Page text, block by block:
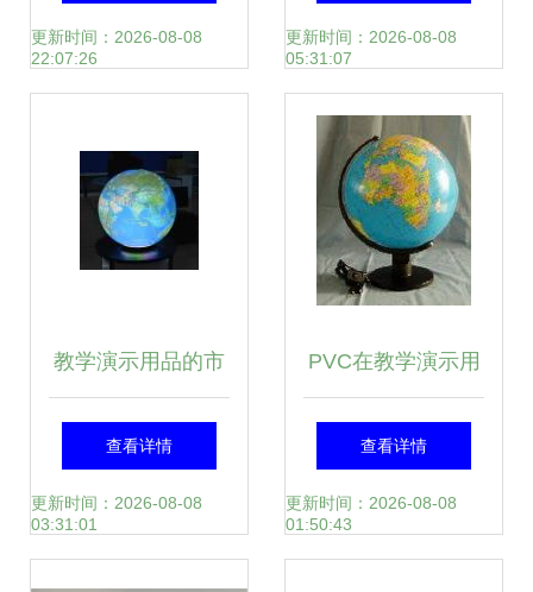
棍模型与VSEPR模
更新时间：2026-08-08
22:07:26
助力初高中教学演
示
更新时间：2026-08-08
05:31:07
教学演示用品的市
场洞察与采购指南
查看详情
更新时间：2026-08-08
03:31:01
PVC在教学演示用
具行业中的创新应
用与行业展望
查看详情
更新时间：2026-08-08
01:50:43